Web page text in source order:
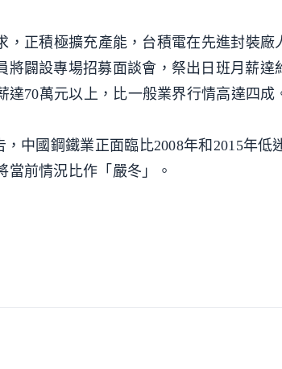
正積極擴充產能，台積電在先進封裝廠
闢設專場招募面談會，祭出日班月薪達
70萬元以上，比一般業界行情高達四成
中國鋼鐵業正面臨比2008年和2015年低
當前情況比作「嚴冬」。